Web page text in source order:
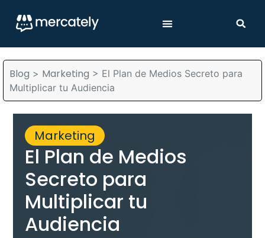
Blog > Marketing > El Plan de Medios Secreto para
Multiplicar tu Audiencia
Marketing
El Plan de Medios
Secreto para
Multiplicar tu
Audiencia